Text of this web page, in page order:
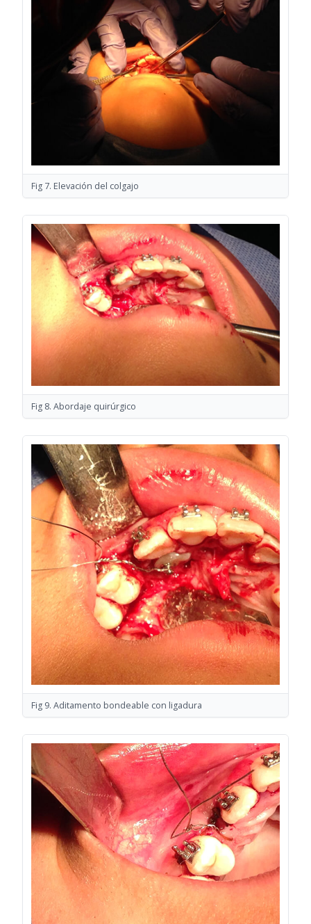
Fig 7. Elevación del colgajo
Fig 8. Abordaje quirúrgico
Fig 9. Aditamento bondeable con ligadura